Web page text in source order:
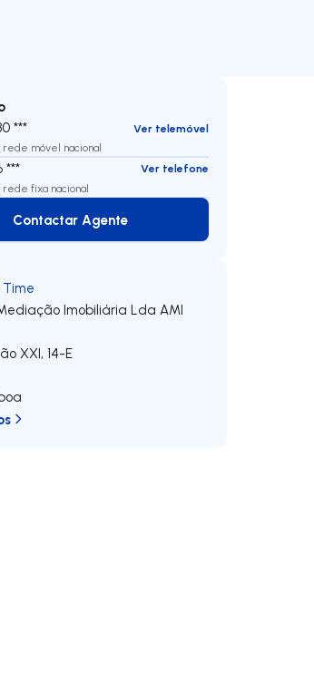
***
Ver telemóvel
rede móvel nacional
***
Ver telefone
rede fixa nacional
Contactar Agente
Contactar Agente
Time
Imobiliária Lda AMI
XXI, 14-E